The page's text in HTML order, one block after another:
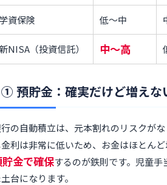
資保険 低〜中
新NISA（投資信託） 中〜高
① 預貯金：確実だけど増えな
の自動積立は、元本割れのリスクが
金利は非常に低いため、お金はほとんど
金で確保するのが鉄則です。児童
台になります。